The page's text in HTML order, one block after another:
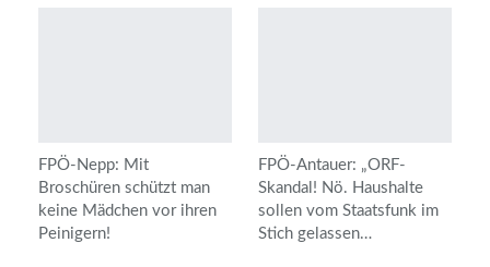
FPÖ-Nepp: Mit
Broschüren schützt man
keine Mädchen vor ihren
Peinigern!
FPÖ-Antauer: „ORF-
Skandal! Nö. Haushalte
sollen vom Staatsfunk im
Stich gelassen…